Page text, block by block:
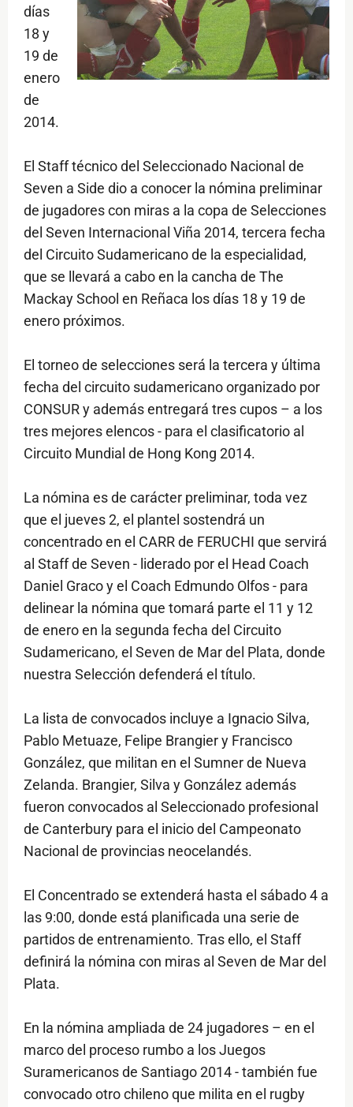
días
18 y
19 de
enero
de
2014.
El Staff técnico del Seleccionado Nacional de
Seven a Side dio a conocer la nómina preliminar
de jugadores con miras a la copa de Selecciones
del Seven Internacional Viña 2014, tercera fecha
del Circuito Sudamericano de la especialidad,
que se llevará a cabo en la cancha de The
Mackay School en Reñaca los días 18 y 19 de
enero próximos.
El torneo de selecciones será la tercera y última
fecha del circuito sudamericano organizado por
CONSUR y además entregará tres cupos – a los
tres mejores elencos - para el clasificatorio al
Circuito Mundial de Hong Kong 2014.
La nómina es de carácter preliminar, toda vez
que el jueves 2, el plantel sostendrá un
concentrado en el CARR de FERUCHI que servirá
al Staff de Seven - liderado por el Head Coach
Daniel Graco y el Coach Edmundo Olfos - para
delinear la nómina que tomará parte el 11 y 12
de enero en la segunda fecha del Circuito
Sudamericano, el Seven de Mar del Plata, donde
nuestra Selección defenderá el título.
La lista de convocados incluye a Ignacio Silva,
Pablo Metuaze, Felipe Brangier y Francisco
González, que militan en el Sumner de Nueva
Zelanda. Brangier, Silva y González además
fueron convocados al Seleccionado profesional
de Canterbury para el inicio del Campeonato
Nacional de provincias neocelandés.
El Concentrado se extenderá hasta el sábado 4 a
las 9:00, donde está planificada una serie de
partidos de entrenamiento. Tras ello, el Staff
definirá la nómina con miras al Seven de Mar del
Plata.
En la nómina ampliada de 24 jugadores – en el
marco del proceso rumbo a los Juegos
Suramericanos de Santiago 2014 - también fue
convocado otro chileno que milita en el rugby